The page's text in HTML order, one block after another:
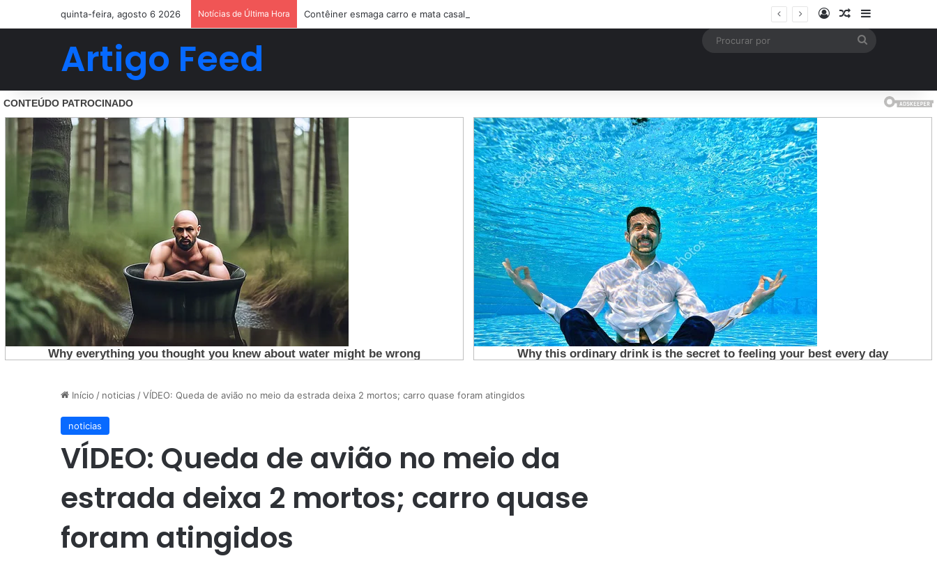
quinta-feira, agosto 6 2026 Notícias de Última Hora Contêiner esmaga carro e mata casal na BR-470; filho sobreviveu…Ver mais EntrarArtigo aleatório
Barra Lateral
Artigo Feed
Início / noticias /VÍDEO: Queda de avião no meio da estrada deixa 2 mortos; carro quase foram atingidos
noticias
VÍDEO: Queda de avião no meio da
estrada deixa 2 mortos; carro quase
foram atingidos